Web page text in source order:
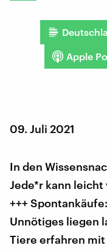
Apple
09. Juli 2021
In den
Jede*r kann leicht
+++
Unnötiges liegen
Tiere erfahren mit